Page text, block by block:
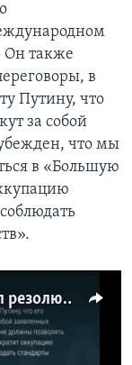
Он также
в
Путину, что
за собой
что мы
в «Большую
Конгрессмен Сайрес представил резолюцию против возвращения России в «Большую семерку»